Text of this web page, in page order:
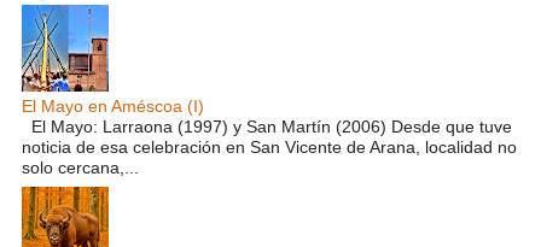
El Mayo en Améscoa (I)
El Mayo: Larraona (1997) y San Martín (2006) Desde que tuve
noticia de esa celebración en San Vicente de Arana, localidad no
solo cercana,...